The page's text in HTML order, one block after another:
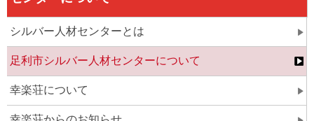
シルバー人材センターとは
足利市シルバー人材センターについて
幸楽荘について